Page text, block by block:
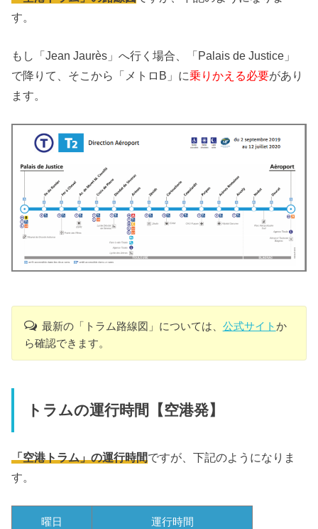
す。
もし「Jean Jaurès」へ行く場合、「Palais de Justice」
で降りて、そこから「メトロB」に乗りかえる必要があり
ます。
最新の「トラム路線図」については、 公式サイトか
ら確認できます。
トラムの運行時間【空港発】
「空港トラム」の運行時間ですが、下記のようになりま
す。
曜日 運行時間